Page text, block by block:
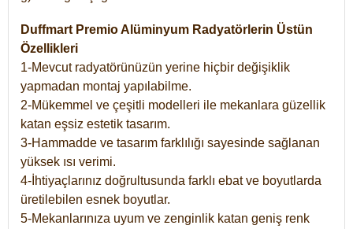
Duffmart Premio Alüminyum Radyatörlerin Üstün
Özellikleri
1-Mevcut radyatörünüzün yerine hiçbir değişiklik
yapmadan montaj yapılabilme.
2-Mükemmel ve çeşitli modelleri ile mekanlara güzellik
katan eşsiz estetik tasarım.
3-Hammadde ve tasarım farklılığı sayesinde sağlanan
yüksek ısı verimi.
4-İhtiyaçlarınız doğrultusunda farklı ebat ve boyutlarda
üretilebilen esnek boyutlar.
5-Mekanlarınıza uyum ve zenginlik katan geniş renk